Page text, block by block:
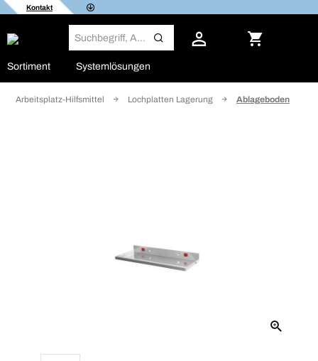
Kontakt
Sortiment Systemlösungen
Arbeitsplatz-Hilfsmittel Lochplatten Lagerung Ablageboden